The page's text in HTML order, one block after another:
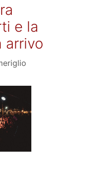
e la
arrivo